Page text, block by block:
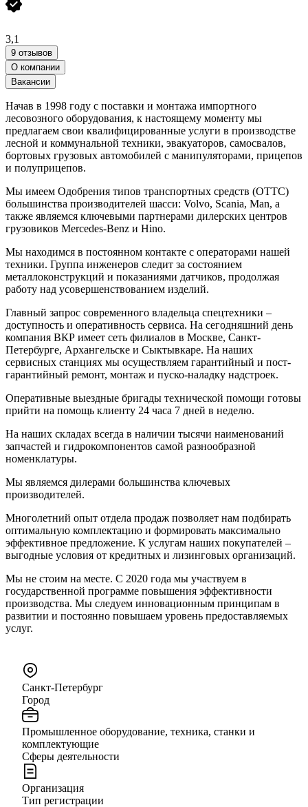
3,1
9 отзывов
О компании
Вакансии
Начав в 1998 году с поставки и монтажа импортного
лесовозного оборудования, к настоящему моменту мы
предлагаем свои квалифицированные услуги в производстве
лесной и коммунальной техники, эвакуаторов, самосвалов,
бортовых грузовых автомобилей с манипуляторами, прицепов
и полуприцепов.
Мы имеем Одобрения типов транспортных средств (ОТТС)
большинства производителей шасси: Volvo, Scania, Man, а
также являемся ключевыми партнерами дилерских центров
грузовиков Mercedes-Benz и Hino.
Мы находимся в постоянном контакте с операторами нашей
техники. Группа инженеров следит за состоянием
металлоконструкций и показаниями датчиков, продолжая
работу над усовершенствованием изделий.
Главный запрос современного владельца спецтехники –
доступность и оперативность сервиса. На сегодняшний день
компания ВКР имеет сеть филиалов в Москве, Санкт-
Петербурге, Архангельске и Сыктывкаре. На наших
сервисных станциях мы осуществляем гарантийный и пост-
гарантийный ремонт, монтаж и пуско-наладку надстроек.
Оперативные выездные бригады технической помощи готовы
прийти на помощь клиенту 24 часа 7 дней в неделю.
На наших складах всегда в наличии тысячи наименований
запчастей и гидрокомпонентов самой разнообразной
номенклатуры.
Мы являемся дилерами большинства ключевых
производителей.
Многолетний опыт отдела продаж позволяет нам подбирать
оптимальную комплектацию и формировать максимально
эффективное предложение. К услугам наших покупателей –
выгодные условия от кредитных и лизинговых организаций.
Мы не стоим на месте. С 2020 года мы участвуем в
государственной программе повышения эффективности
производства. Мы следуем инновационным принципам в
развитии и постоянно повышаем уровень предоставляемых
услуг.
Санкт-Петербург
Город
Промышленное оборудование, техника, станки и
комплектующие
Сферы деятельности
Организация
Тип регистрации